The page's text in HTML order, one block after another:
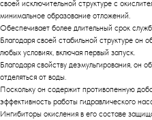
своей исключительной структуре с
минимальное образование отложений.
Обеспечивает более длительный срок
Благодаря своей стабильной структуре он
любых условиях, включая первый запуск.
Благодаря свойству деэмульгирования, он
отделяться от воды.
Поскольку он содержит противопенную
эффективность работы гидравлического
Ингибиторы окисления в его составе